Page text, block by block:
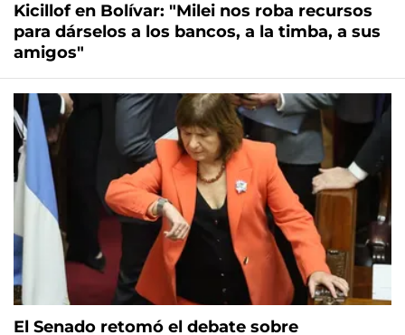
Kicillof en Bolívar: "Milei nos roba recursos
para dárselos a los bancos, a la timba, a sus
amigos"
El Senado retomó el debate sobre